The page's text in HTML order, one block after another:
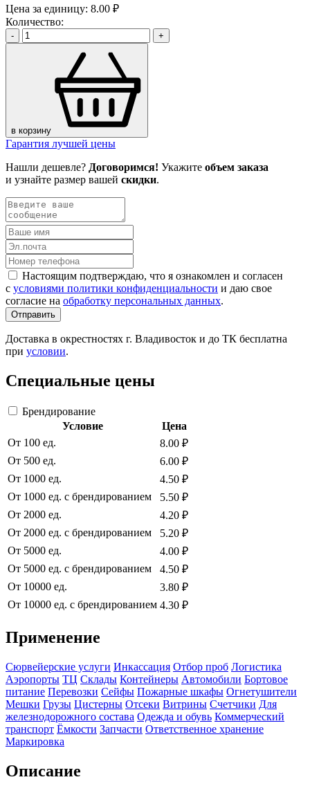
Цена за единицу: 8.00 ₽
Количество:
- +
в корзину
Гарантия лучшей цены
Нашли дешевле? Договоримся! Укажите объем заказа
и узнайте размер вашей скидки.
Настоящим подтверждаю, что я ознакомлен и согласен
с условиями политики конфиденциальности и даю свое
согласие на обработку персональных данных.
Отправить
Доставка в окрестностях г. Владивосток и до ТК бесплатна
при условии.
Специальные цены
Брендирование
Условие
Цена
От 100 ед.
8.00 ₽
От 500 ед.
6.00 ₽
От 1000 ед.
4.50 ₽
От 1000 ед. с брендированием
5.50 ₽
От 2000 ед.
4.20 ₽
От 2000 ед. с брендированием
5.20 ₽
От 5000 ед.
4.00 ₽
От 5000 ед. с брендированием
4.50 ₽
От 10000 ед.
3.80 ₽
От 10000 ед. с брендированием 4.30 ₽
Применение
Сюрвейерские услуги Инкассация Отбор проб Логистика
Аэропорты ТЦ Склады Контейнеры Автомобили Бортовое
питание Перевозки Сейфы Пожарные шкафы Огнетушители
Мешки Грузы Цистерны Отсеки Витрины Счетчики Для
железнодорожного состава Одежда и обувь Коммерческий
транспорт Ёмкости Запчасти Ответственное хранение
Маркировка
Описание